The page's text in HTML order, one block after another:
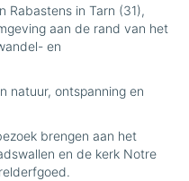
Rabastens in Tarn (31),
aan de rand van het
en
natuur, ontspanning en
brengen aan het
en de kerk Notre